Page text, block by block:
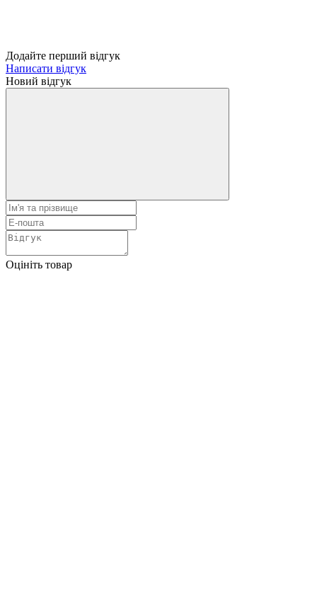
Додайте перший відгук
Написати відгук
Новий відгук
Оцініть товар